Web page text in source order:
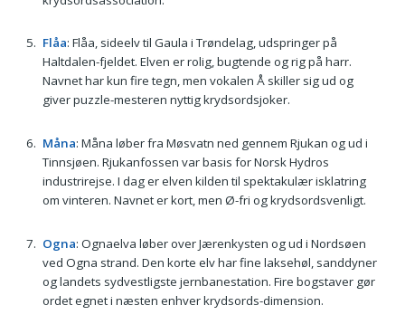
Flåa: Flåa, sideelv til Gaula i Trøndelag, udspringer på
Haltdalen-fjeldet. Elven er rolig, bugtende og rig på harr.
Navnet har kun fire tegn, men vokalen Å skiller sig ud og
giver puzzle-mesteren nyttig krydsordsjoker.
Måna: Måna løber fra Møsvatn ned gennem Rjukan og ud i
Tinnsjøen. Rjukanfossen var basis for Norsk Hydros
industrirejse. I dag er elven kilden til spektakulær isklatring
om vinteren. Navnet er kort, men Ø-fri og krydsordsvenligt.
Ogna: Ognaelva løber over Jærenkysten og ud i Nordsøen
ved Ogna strand. Den korte elv har fine laksehøl, sanddyner
og landets sydvestligste jernbanestation. Fire bogstaver gør
ordet egnet i næsten enhver krydsords-dimension.